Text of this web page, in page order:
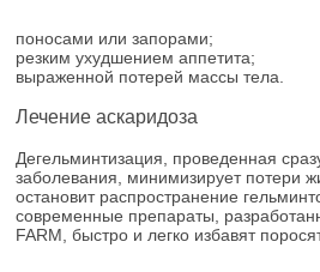
поносами или запорами;
резким ухудшением аппетита;
выраженной потерей массы тела.
Лечение аскаридоза
Дегельминтизация, проведенная
заболевания, минимизирует потери
остановит распространение
современные препараты,
FARM, быстро и легко избавят